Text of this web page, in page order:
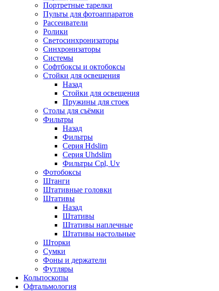
Портретные тарелки
Пульты для фотоаппаратов
Рассеиватели
Ролики
Светосинхронизаторы
Синхронизаторы
Системы
Софтбоксы и октобоксы
Стойки для освещения
Назад
Стойки для освещения
Пружины для стоек
Столы для съёмки
Фильтры
Назад
Фильтры
Серия Hdslim
Серия Uhdslim
Фильтры Cpl, Uv
Фотобоксы
Штанги
Штативные головки
Штативы
Назад
Штативы
Штативы наплечные
Штативы настольные
Шторки
Сумки
Фоны и держатели
Футляры
Кольпоскопы
Офтальмология